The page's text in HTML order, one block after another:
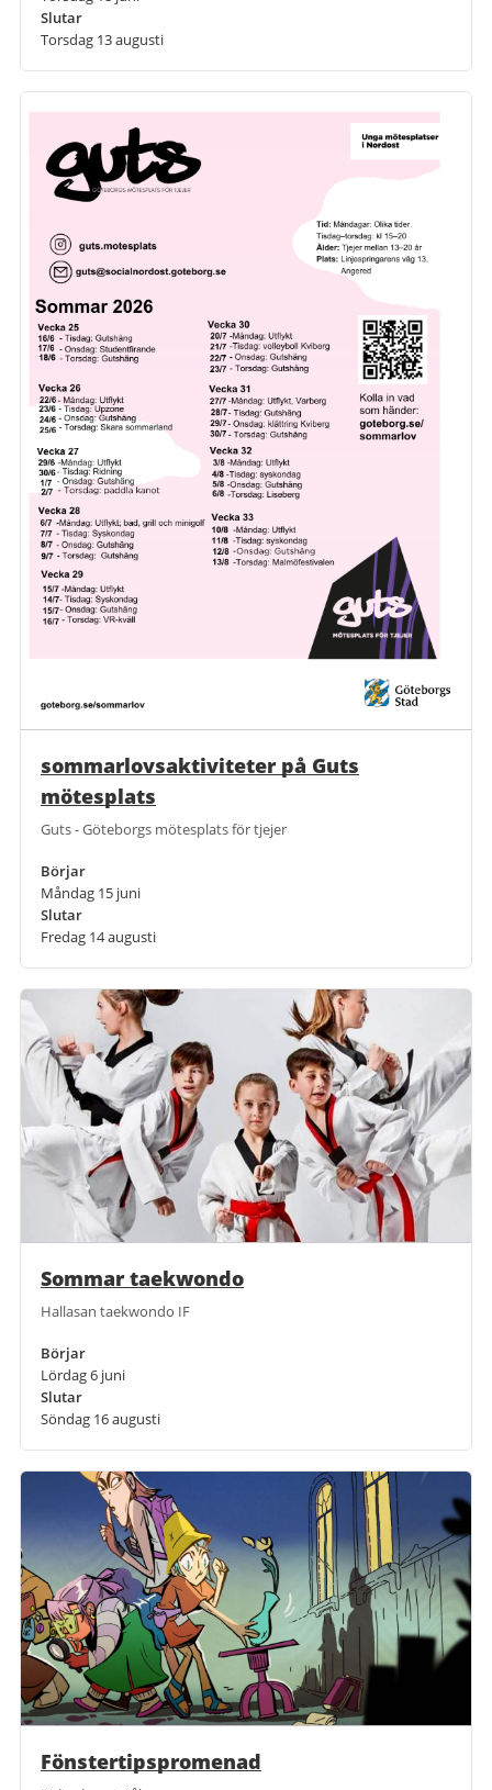
Slutar
Torsdag 13 augusti
sommarlovsaktiviteter på Guts
mötesplats
Guts - Göteborgs mötesplats för tjejer
Börjar
Måndag 15 juni
Slutar
Fredag 14 augusti
Sommar taekwondo
Hallasan taekwondo IF
Börjar
Lördag 6 juni
Slutar
Söndag 16 augusti
Fönstertipspromenad